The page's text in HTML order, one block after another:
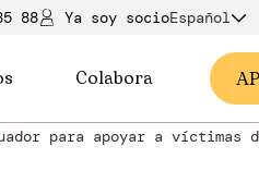
88 Ya soy socioEspañol
Colabora A
para apoyar a víctimas